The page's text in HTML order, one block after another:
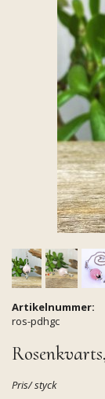
Artikelnummer:
ros-pdhgc
Pris/ styck